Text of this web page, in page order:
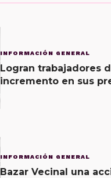
INFORMACIÓN GENERAL
Logran trabajadores
incremento en sus
INFORMACIÓN GENERAL
Bazar Vecinal una